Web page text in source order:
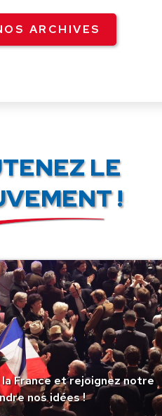
ARCHIVES
LE
!
France et rejoignez notre
nos idées !